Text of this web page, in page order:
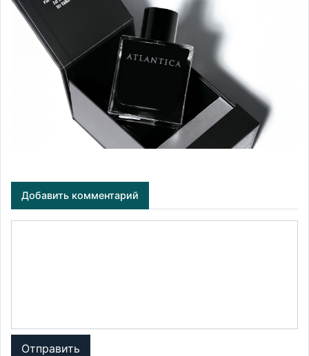
Добавить комментарий
Отправить